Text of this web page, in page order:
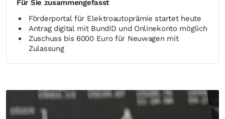
Für Sie zusammengefasst
Förderportal für Elektroautoprämie startet heute
Antrag digital mit BundID und Onlinekonto möglich
Zuschuss bis 6000 Euro für Neuwagen mit
Zulassung